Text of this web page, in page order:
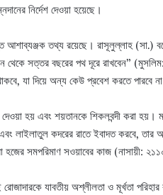
নির্দেশ দেওয়া হয়েছে।
তথ্য রয়েছে। রাসূলুল্লাহ (সা.)
থেকে সত্তর বছরের পথ দূরে রাখবেন”
যা দিয়ে অন্য কেউ প্রবেশ করতে পারবে
হয় এবং শয়তানকে শিকলবন্দী করা হয়।
লাইলাতুল কদরের রাতে ইবাদত করবে, তার
সমপরিমাণ সওয়াবের কাজ (নাসায়ী:
যাবতীয় অশ্লীলতা ও মূর্খতা